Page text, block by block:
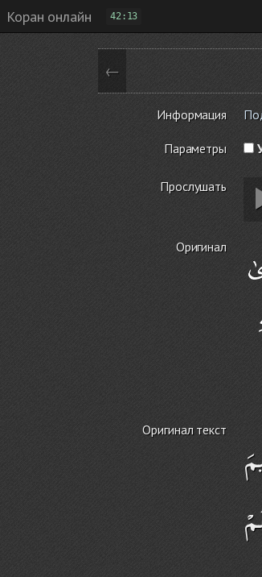
Коран онлайн 42:13
←
Информация
Параметры
Прослушать
Оригинал
Оригинал текст